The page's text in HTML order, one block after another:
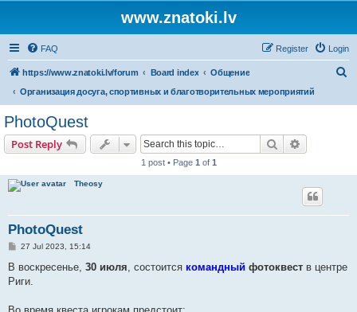
www.znatoki.lv
FAQ Login
Register
https://www.znatoki.lv/forum Board index
Общение
Организация досуга, спортивных и благотворительных мероприятий
PhotoQuest
Post Reply Search
1 post • Page 1 of 1
Theosy
PhotoQuest
P
s
27 Jul 2023, 15:14
В воскресенье, 30 июля, состоится командный фотоквест в центре
Риги.